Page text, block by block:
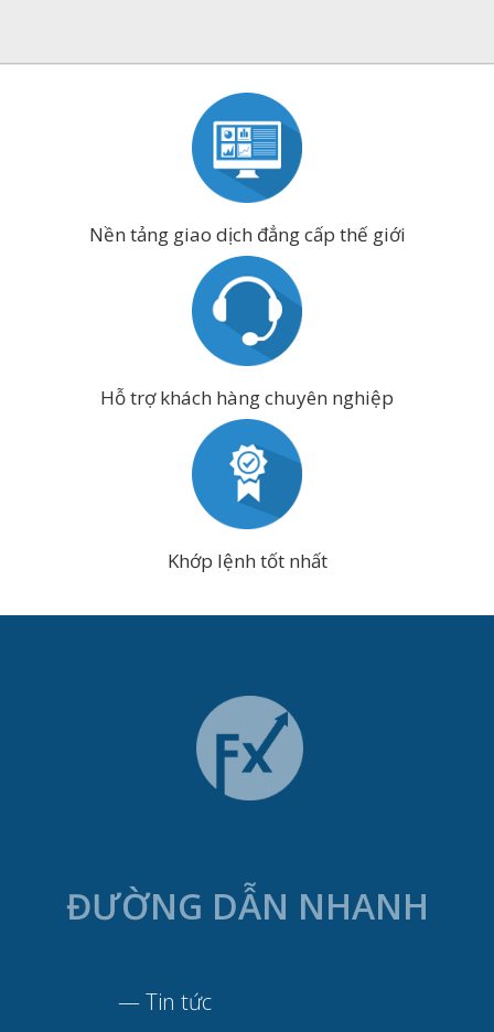
Nền tảng giao dịch đẳng cấp thế giới
Hỗ trợ khách hàng chuyên nghiệp
Khớp lệnh tốt nhất
ĐƯỜNG DẪN NHANH
—Tin tức